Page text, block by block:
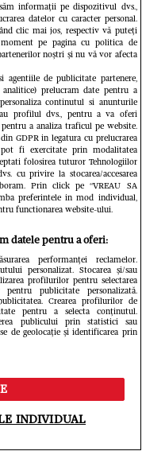
GSP.RO
Crucea
Cum
lui
imagini
informații pe dispozitivul dvs.,
datelor cu caracter personal.
clic mai jos, respectiv vă puteți
pe pagina cu politica de
noștri și nu vă vor afecta
agentiile de publicitate partenere,
prelucram date pentru a
continutul si anunturile
profilul dvs., pentru a va oferi
a analiza traficul pe website.
GDPR in legatura cu prelucrarea
fi exercitate prin modalitatea
folosirea tuturor Tehnologiilor
cu privire la stocarea/accesarea
Prin click pe “VREAU SA
preferintele in mod individual,
functionarea website-ului.
datele pentru a oferi:
performanței reclamelor.
personalizat. Stocarea și/sau
profilurilor pentru selectarea
publicitate personalizată.
Crearea profilurilor de
pentru a selecta conținutul.
publicului prin statistici sau
de geolocație și identificarea prin
INDIVIDUAL